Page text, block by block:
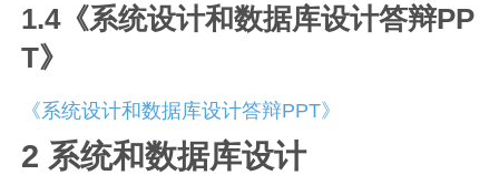
1.4《系统设计和数据库设计答辩PP
T》
《系统设计和数据库设计答辩PPT》
2 系统和数据库设计